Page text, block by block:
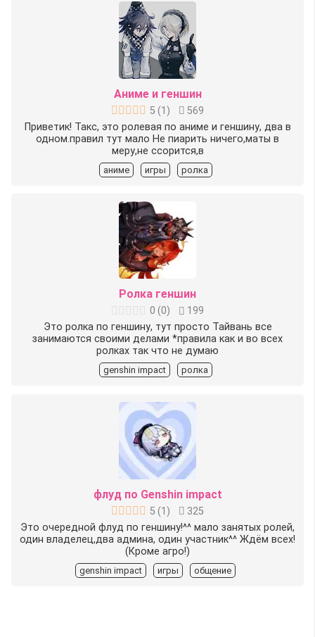
Аниме и геншин
5 (1 )
569
Приветик! Такс, это ролевая по аниме и геншину, два в
одном.правил тут мало Не пиарить ничего,маты в
меру,не ссорится,в
аниме игры ролка
Ролка геншин
0 (0)
199
Это ролка по геншину, тут просто Тайвань все
занимаются своими делами *правила как и во всех
ролках так что не думаю
genshin impact ролка
флуд по Genshin impact
5 (1 )
325
Это очередной флуд по геншину!^^ мало занятых ролей,
один владелец,два админа, один участник^^ Ждём всех!
(Кроме агро!)
genshin impact игры общение